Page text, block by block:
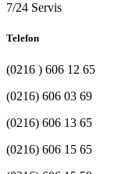
7/24 Servis
Telefon
(0216 ) 606 12 65
(0216) 606 03 69
(0216) 606 13 65
(0216) 606 15 65